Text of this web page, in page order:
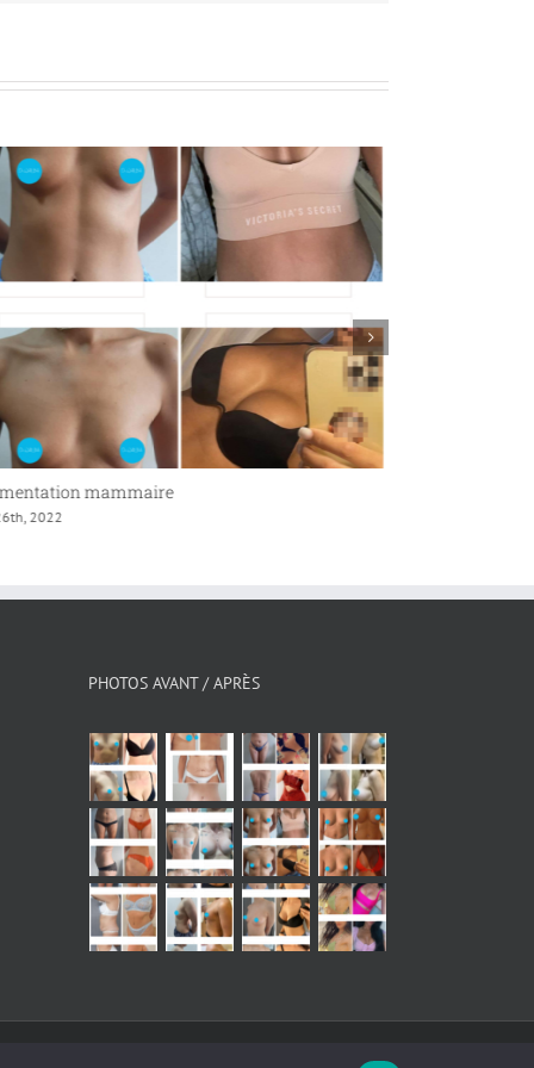
mammaire
2022
PHOTOS AVANT / APRÈS